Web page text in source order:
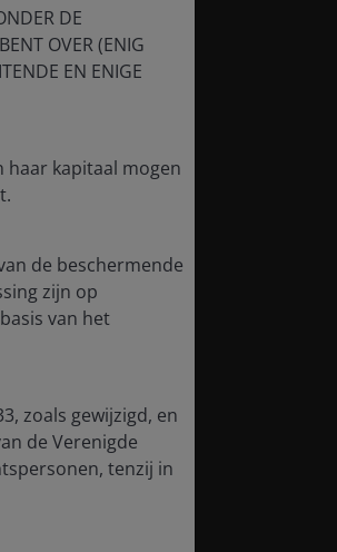
DE
OVER (ENIG
EN ENIGE
haar kapitaal mogen
de beschermende
zijn op
van het
zoals gewijzigd, en
de Verenigde
tenzij in